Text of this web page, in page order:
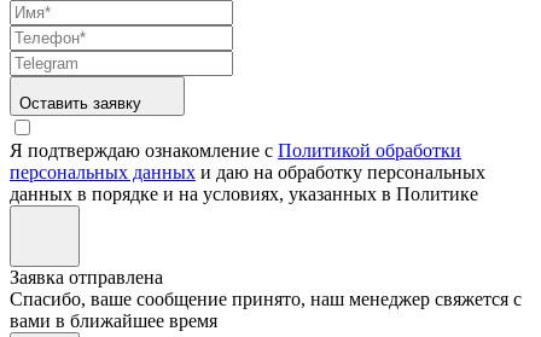
Оставить заявку
Я подтверждаю ознакомление с Политикой обработки
персональных данных и даю на обработку персональных
данных в порядке и на условиях, указанных в Политике
Заявка отправлена
Спасибо, ваше сообщение принято, наш менеджер свяжется с
вами в ближайшее время